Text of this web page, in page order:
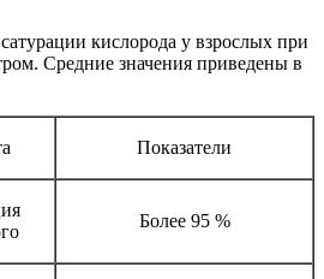
кислорода у взрослых при
Средние значения приведены в
Показатели
Более 95 %